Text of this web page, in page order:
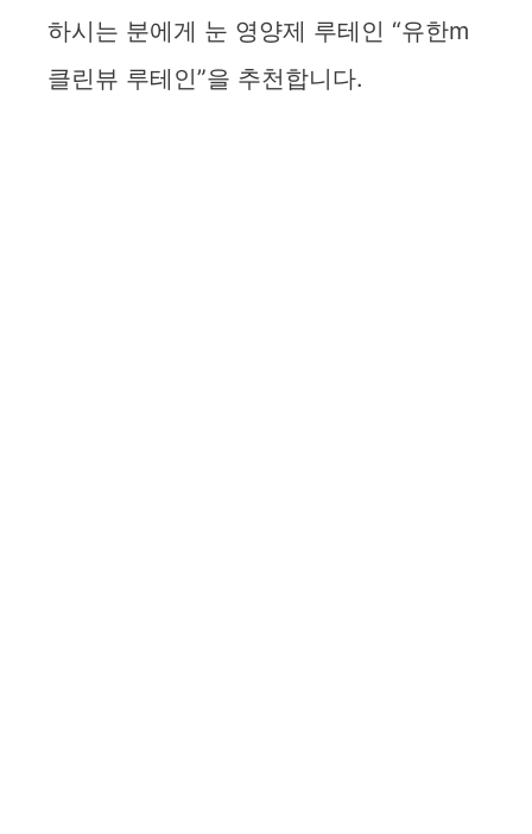
하시는 분에게 눈 영양제 루테인 “유한m
클린뷰 루테인”을 추천합니다.